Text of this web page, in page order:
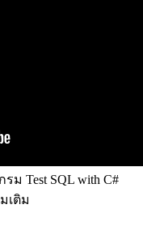
Test SQL with C#
เติม